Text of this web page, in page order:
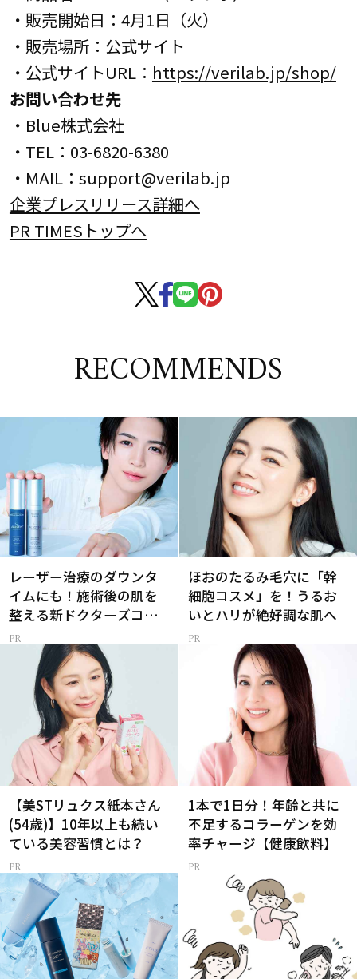
・販売開始日：4月1日（火）
・販売場所：公式サイト
・公式サイトURL： https://verilab.jp/shop/
お問い合わせ先
・Blue株式会社
・TEL：03-6820-6380
・MAIL：support@verilab.jp
企業プレスリリース詳細へ
PR TIMESトップへ
RECOMMENDS
レーザー治療のダウンタ
イムにも！施術後の肌を
整える新ドクターズコス
メ
ほおのたるみ毛穴に「幹
細胞コスメ」を！うるお
いとハリが絶好調な肌へ
【美STリュクス紙本さん
(54歳)】10年以上も続い
ている美容習慣とは？
1本で1日分！年齢と共に
不足するコラーゲンを効
率チャージ【健康飲料】